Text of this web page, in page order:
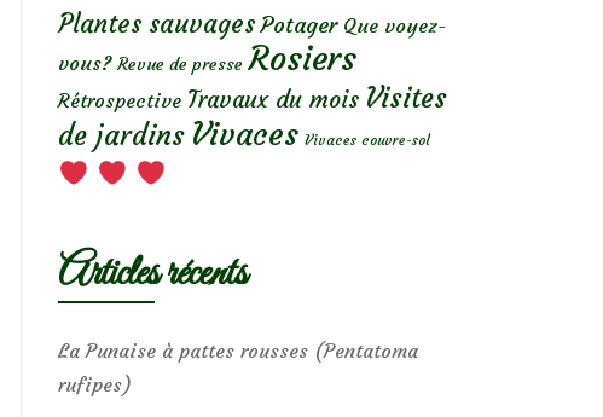
Plantes sauvages Potager Que voyez-
vous? Revue de presse Rosiers
Rétrospective Travaux du mois Visites
de jardins Vivaces Vivaces couvre-sol
Articles récents
La Punaise à pattes rousses (Pentatoma
rufipes)